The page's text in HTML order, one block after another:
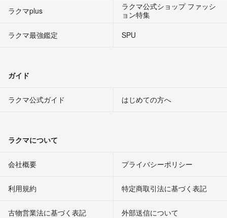
ラクマplus
ラクマ公式ショップ ファッシ
ョン特集
ラクマ最強鑑定
SPU
ガイド
ラクマ公式ガイド はじめての方へ
ラクマについて
会社概要 プライバシーポリシー
利用規約 特定商取引法に基づく表記
古物営業法に基づく表記 外部送信について